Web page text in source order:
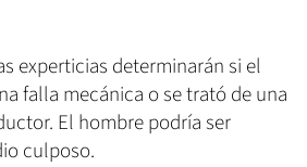
experticias determinarán si el
falla mecánica o se trató de una
El hombre podría ser
culposo.